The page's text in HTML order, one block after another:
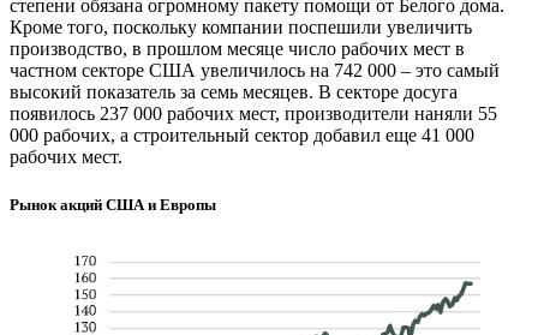
степени обязана огромному пакету помощи от Белого дома.
Кроме того, поскольку компании поспешили увеличить
производство, в прошлом месяце число рабочих мест в
частном секторе США увеличилось на 742 000 – это самый
высокий показатель за семь месяцев. В секторе досуга
появилось 237 000 рабочих мест, производители наняли 55
000 рабочих, а строительный сектор добавил еще 41 000
рабочих мест.
Рынок акций США и Европы